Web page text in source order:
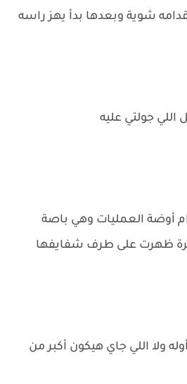
شوية وبعدها بدأ يهز راسه
جولتي عليه
أوضة العمليات وهي باصة
ظهرت على طرف شفايفها
ولا اللي جاي هيكون أكبر من